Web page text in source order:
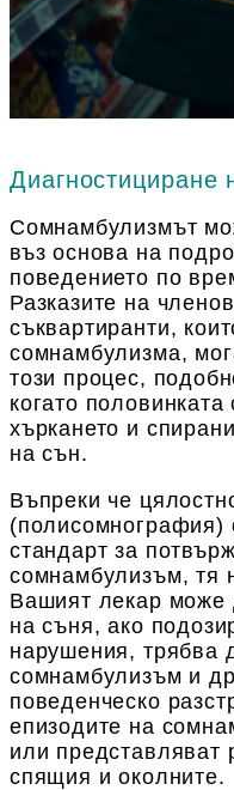
Сомнамбулизмът
въз основа на
поведението по
Разказите на
съквартиранти,
сомнамбулизма,
този процес,
когато
хъркането и
на сън.
Въпреки че
(полисомнография)
стандарт за
сомнамбулизъм, тя
Вашият лекар може
на съня, ако
нарушения, трябва
сомнамбулизъм и
поведенческо
епизодите на
или представляват
спящия и околните.